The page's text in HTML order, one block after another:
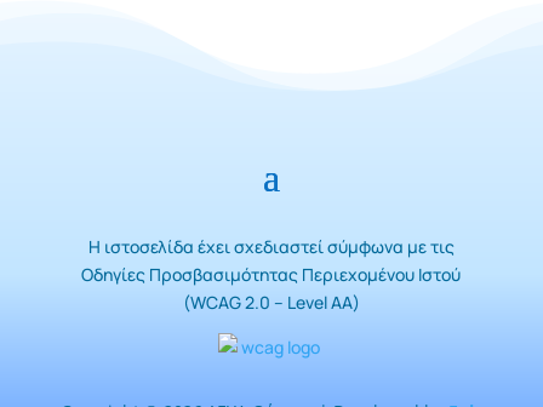
Η ιστοσελίδα έχει σχεδιαστεί σύμφωνα με τις
Οδηγίες Προσβασιμότητας Περιεχομένου Ιστού
(WCAG 2.0 – Level AA)